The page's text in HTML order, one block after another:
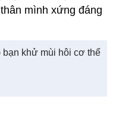
mình xứng đáng
bạn khử mùi hôi cơ thể